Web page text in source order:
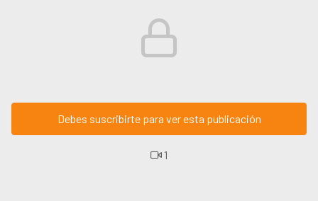
Debes suscribirte para ver esta publicación
1